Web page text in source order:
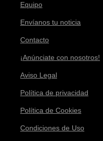
Equipo
Envíanos tu noticia
Contacto
¡Anúnciate con nosotros!
Aviso Legal
Política de privacidad
Política de Cookies
Condiciones de Uso